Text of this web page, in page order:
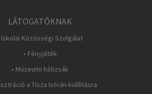
LÁTOGATÓKNAK
Iskolai Közösségi Szolgálat
• Fényjáték
• Múzeumi hátizsák
a Tisza István-kiállításra